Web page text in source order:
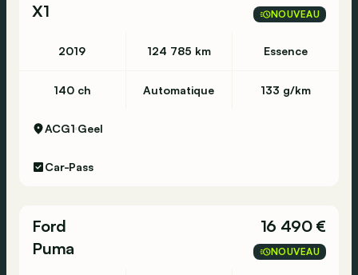
X1
NOUVEAU
2019 124 785 km Essence
140 ch Automatique 133 g/km
ACG1 Geel
Car-Pass
Ford
Puma
16 490 €
NOUVEAU